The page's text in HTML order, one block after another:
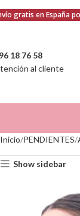
gratis en España
18 76 58
al cliente
Inicio PENDIENTES
Show sidebar